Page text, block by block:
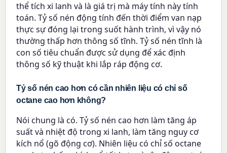
thể tích xi lanh và là giá trị mà máy tính này tính
toán. Tỷ số nén động tính đến thời điểm van nạp
thực sự đóng lại trong suốt hành trình, vì vậy nó
thường thấp hơn thông số tĩnh. Tỷ số nén tĩnh là
con số tiêu chuẩn được sử dụng để xác định
thông số kỹ thuật khi lắp ráp động cơ.
Tỷ số nén cao hơn có cần nhiên liệu có chỉ số
octane cao hơn không?
Nói chung là có. Tỷ số nén cao hơn làm tăng áp
suất và nhiệt độ trong xi lanh, làm tăng nguy cơ
kích nổ (gõ động cơ). Nhiên liệu có chỉ số octane